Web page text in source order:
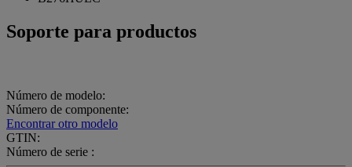
Soporte para productos
Número de modelo:
Número de componente:
Encontrar otro modelo
GTIN:
Número de serie :